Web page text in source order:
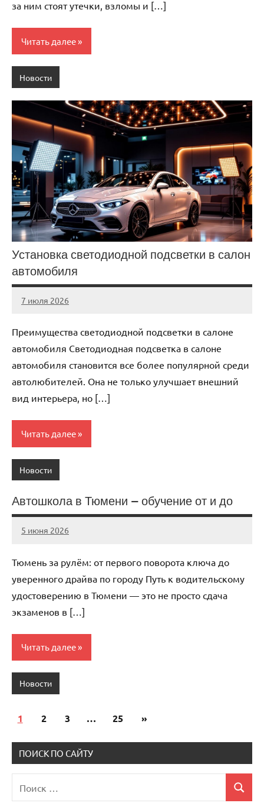
за ним стоят утечки, взломы и […]
Читать далее
Новости
Установка светодиодной подсветки в салон
автомобиля
7 июля 2026
Avtor
Нет
Преимущества светодиодной подсветки в салоне
автомобиля Светодиодная подсветка в салоне
автомобиля становится все более популярной среди
автолюбителей. Она не только улучшает внешний
вид интерьера, но […]
Читать далее
Новости
Автошкола в Тюмени — обучение от и до
5 июня 2026
Avtor
Нет
Тюмень за рулём: от первого поворота ключа до
уверенного драйва по городу Путь к водительскому
удостоверению в Тюмени — это не просто сдача
экзаменов в […]
Читать далее
Новости
Пагинация
записей
1 2 3 … 25
Следующие
»
ПОИСК ПО САЙТУ
для:
Поиск